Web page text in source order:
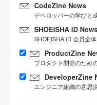
CodeZine News
デベロッパーの学びと
SHOEISHA iD
SHOEISHA iD 会員全
ProductZine
プロダクト開発のため
DeveloperZine
エンジニア組織の意思